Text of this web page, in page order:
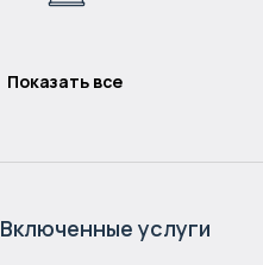
Показать все
Включенные услуги